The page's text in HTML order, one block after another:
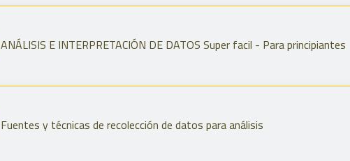
ANÁLISIS E INTERPRETACIÓN DE DATOS Super facil - Para principiantes
Fuentes y técnicas de recolección de datos para análisis